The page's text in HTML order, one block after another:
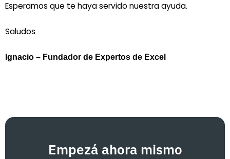
Esperamos que te haya servido nuestra ayuda.
Saludos
Ignacio – Fundador de Expertos de Excel
Empezá ahora mismo